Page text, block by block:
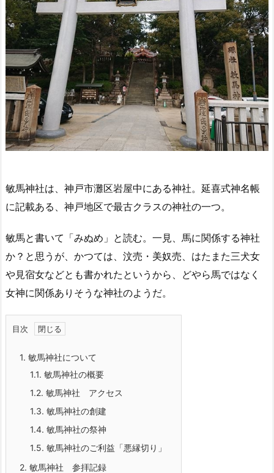
敏馬神社は、神戸市灘区岩屋中にある神社。延喜式神名帳
に記載ある、神戸地区で最古クラスの神社の一つ。
敏馬と書いて「みぬめ」と読む。一見、馬に関係する神社
か？と思うが、かつては、汶売・美奴売、はたまた三犬女
や見宿女などとも書かれたというから、どやら馬ではなく
女神に関係ありそうな神社のようだ。
目次
1. 敏馬神社について
1.1. 敏馬神社の概要
1.2. 敏馬神社 アクセス
1.3. 敏馬神社の創建
1.4. 敏馬神社の祭神
1.5. 敏馬神社のご利益「悪縁切り」
2. 敏馬神社 参拝記録